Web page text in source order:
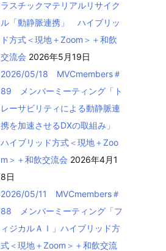
ラスチックマテリアルリサイク
ル「動静脈連携」 ハイブリッ
ド方式＜現地＋Zoom＞＋和飲
交流会 2026年5月19日
2026/05/18 MVCmembers＃
89 メンバーミーティング「ト
レーサビリティによる動静脈連
携を加速させるDXの取組み」
ハイブリッド方式＜現地＋Zoo
m＞＋和飲交流会 2026年4月1
8日
2026/05/11 MVCmembers＃
88 メンバーミーティング「フ
ィジカルＡＩ」ハイブリッド方
式＜現地＋Zoom＞＋和飲交流